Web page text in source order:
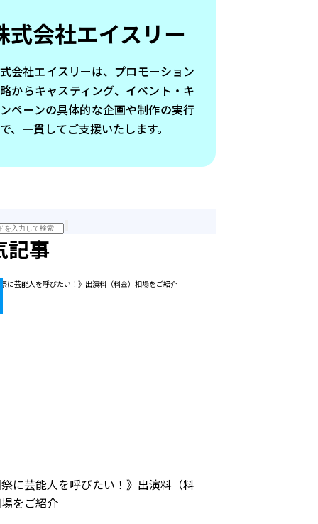
式会社エイスリー
会社エイスリーは、プロモーション
からキャスティング、イベント・キ
ペーンの具体的な企画や制作の実行
、一貫してご支援いたします。
記事
祭に芸能人を呼びたい！》出演料（料
をご紹介